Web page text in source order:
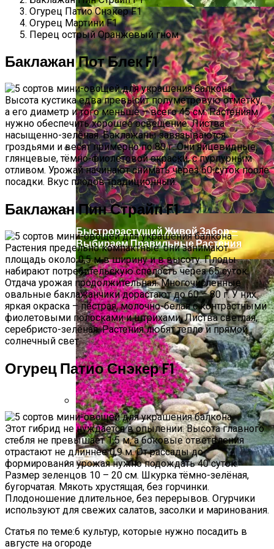
Прищипывание Огурцов: Зачем И Как
Нужно Проводить
Секреты Выращивания Томатов От
Опытных Огородников
Быстрорастущий Живой Забор —
Выбираем Правильные Растения
Альпийская Горка – Как Сделать
Своими Руками Быстро И Просто
Огурец Патио Снэкер F1
Огурец Мартини F1
Перец острый Оранжевый гном
Баклажан Пот Блек F1
Высота кустика едва превысит полуметровую отметку,
а его диаметр и того меньше – всего 45 см. Растениям
нужно обеспечить хорошее освещение. Листва
насыщенно-зелёная. Баклажаны завязываются
гроздьями и весят примерно по 80 г. Они яйцевидные,
глянцевые, тёмно-фиолетовой окраски, с пурпурным
отливом. Урожай начинают снимать через 60 суток после
посадки. Вкус плодов традиционный.
Баклажан Пин Страйп F1
Растения предельно компактные: они занимают
площадь около 0,5 м в ширину и в высоту. Плоды
набирают потребительскую спелость через 65 суток.
Отдача урожая продолжительная. Многочисленные
овальные баклажанчики дорастают до 60 – 80 г. У них
яркая окраска – пёстрая, молочно-белая с контрастными
фиолетовыми полосками и штрихами. Листва светлая,
серебристо-зелёная. Растения любят тепло и прямой
солнечный свет.
Огурец Патио Снэкер F1
Этот гибрид не нуждается в опылении. Высота главного
стебля не превышает 1,5 м, а боковые ответвления
отрастают не длиннее 0,9 м. От рассады до
формирования урожая нужно подождать 40 суток.
Размер зеленцов 10 – 20 см. Шкурка тёмно-зелёная,
бугорчатая. Мякоть хрустящая, без горчинки.
Плодоношение длительное, без перерывов. Огурчики
используют для свежих салатов, засолки и маринования.
Статья по теме:6 культур, которые нужно посадить в
августе на огороде